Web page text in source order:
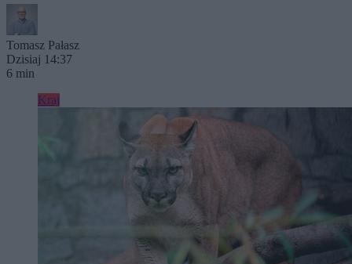
Tomasz Pałasz
Dzisiaj 14:37
6 min
Kraj